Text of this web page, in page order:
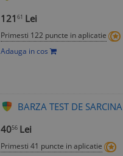
121 61 Lei
Primesti 122 puncte in aplicatie
Adauga in cos
BARZA TEST DE
4056 Lei
Primesti 41 puncte in aplicatie